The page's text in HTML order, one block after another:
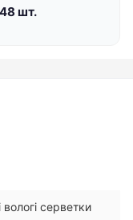
шт.
вологі серветки